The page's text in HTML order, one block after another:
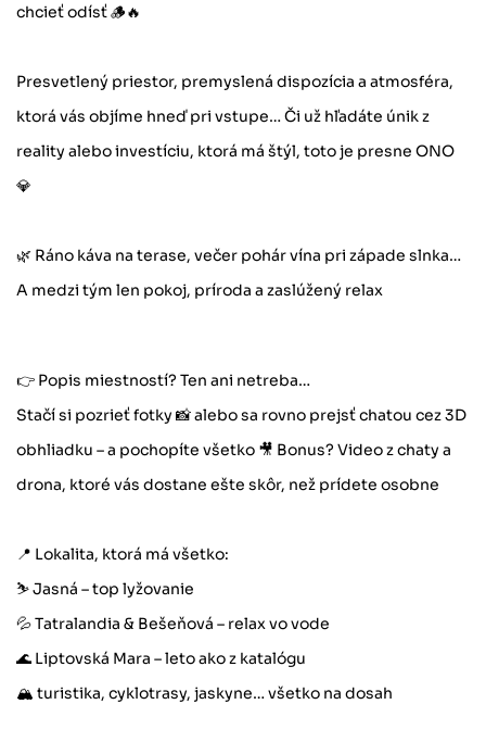
chcieť odísť 🪵🔥
Presvetlený priestor, premyslená dispozícia a atmosféra,
ktorá vás objíme hneď pri vstupe… Či už hľadáte únik z
reality alebo investíciu, ktorá má štýl, toto je presne ONO
💎
🌿 Ráno káva na terase, večer pohár vína pri západe slnka…
A medzi tým len pokoj, príroda a zaslúžený relax
👉 Popis miestností? Ten ani netreba…
Stačí si pozrieť fotky 📸 alebo sa rovno prejsť chatou cez 3D
obhliadku – a pochopíte všetko 🎥 Bonus? Video z chaty a
drona, ktoré vás dostane ešte skôr, než prídete osobne
📍 Lokalita, ktorá má všetko:
⛷️ Jasná – top lyžovanie
💦 Tatralandia & Bešeňová – relax vo vode
🌊 Liptovská Mara – leto ako z katalógu
🏔️ turistika, cyklotrasy, jaskyne… všetko na dosah